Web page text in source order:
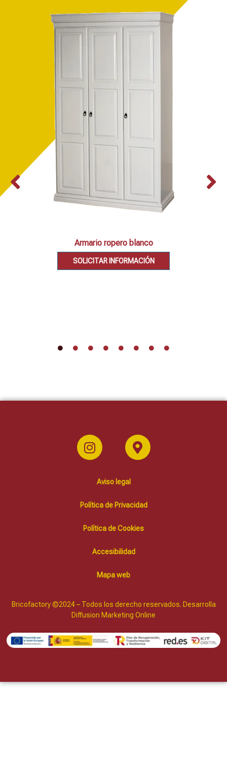
Armario ropero blanco
SOLICITAR INFORMACIÓN
Aviso legal
Política de Privacidad
Política de Cookies
Accesibilidad
Mapa web
Bricofactory ©2024 – Todos los derecho reservados. Desarrolla
Diffusion Marketing Online